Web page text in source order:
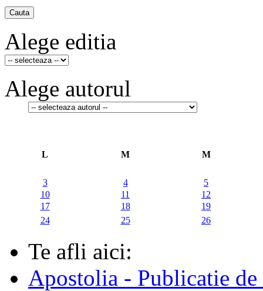
Cauta
Alege editia
Alege autorul
L M M
3 4
5
10
11
12
17
18
19
24
25 26
Te afli aici:
Apostolia - Publicatie